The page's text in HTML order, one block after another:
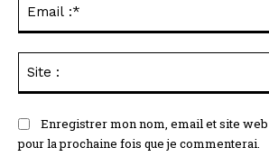
Enregistrer mon nom, email et site
pour la prochaine fois que je commenterai.